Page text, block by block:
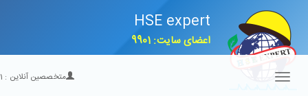
HSE expert
اعضای سایت: 9901
متخصصین آنلاین :21
Toggle